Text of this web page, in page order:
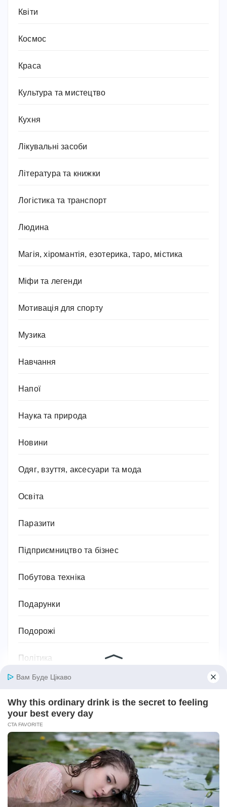
Квіти
Космос
Краса
Культура та мистецтво
Кухня
Лікувальні засоби
Література та книжки
Логістика та транспорт
Людина
Магія, хіромантія, езотерика, таро, містика
Міфи та легенди
Мотивація для спорту
Музика
Навчання
Напої
Наука та природа
Новини
Одяг, взуття, аксесуари та мода
Освіта
Паразити
Підприємництво та бізнес
Побутова техніка
Подарунки
Подорожі
Політика
Посуд
Право
Приватна власність
Привітання